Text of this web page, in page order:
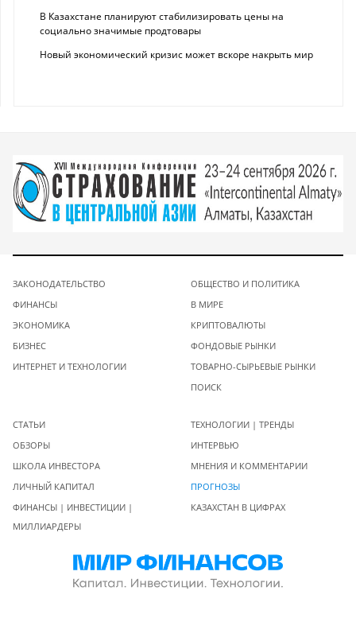
В Казахстане планируют стабилизировать цены на
социально значимые продтовары
Новый экономический кризис может вскоре накрыть мир
ЗАКОНОДАТЕЛЬСТВО
ФИНАНСЫ
ЭКОНОМИКА
БИЗНЕС
ИНТЕРНЕТ И ТЕХНОЛОГИИ
ОБЩЕСТВО И ПОЛИТИКА
В МИРЕ
КРИПТОВАЛЮТЫ
ФОНДОВЫЕ РЫНКИ
ТОВАРНО-СЫРЬЕВЫЕ РЫНКИ
ПОИСК
СТАТЬИ
ОБЗОРЫ
ШКОЛА ИНВЕСТОРА
ЛИЧНЫЙ КАПИТАЛ
ФИНАНСЫ | ИНВЕСТИЦИИ |
МИЛЛИАРДЕРЫ
ТЕХНОЛОГИИ | ТРЕНДЫ
ИНТЕРВЬЮ
МНЕНИЯ И КОММЕНТАРИИ
ПРОГНОЗЫ
КАЗАХСТАН В ЦИФРАХ